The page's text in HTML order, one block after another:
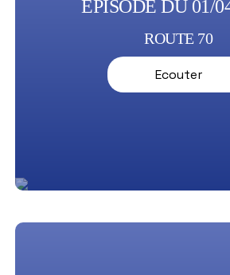
ÉPISODE DU 01/
ROUTE 70
Ecouter